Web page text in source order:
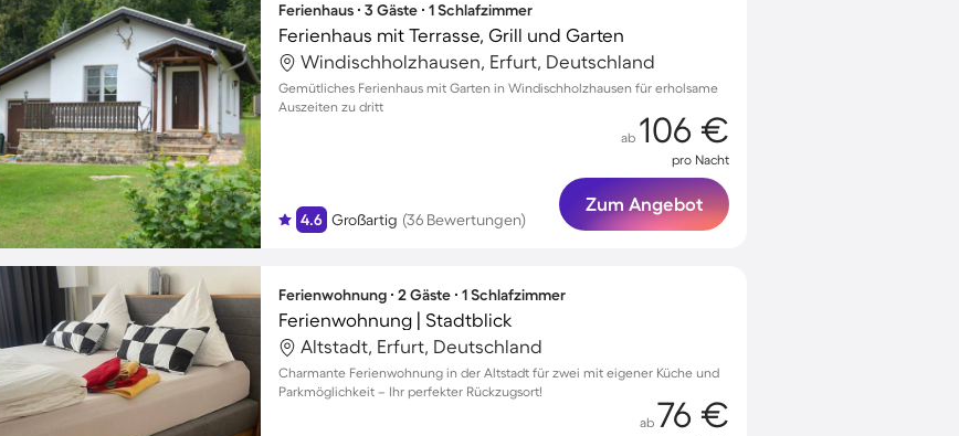
Ferienhaus ∙ 3 Gäste ∙ 1 Schlafzimmer
Ferienhaus mit Terrasse, Grill und Garten
Windischholzhausen, Erfurt, Deutschland
Gemütliches Ferienhaus mit Garten in Windischholzhausen für erholsame
Auszeiten zu dritt
4.6 Großartig (36 Bewertungen)
ab 106 €
pro Nacht
Zum Angebot
Ferienwohnung ∙ 2 Gäste ∙ 1 Schlafzimmer
Ferienwohnung | Stadtblick
Altstadt, Erfurt, Deutschland
Charmante Ferienwohnung in der Altstadt für zwei mit eigener Küche und
Parkmöglichkeit – Ihr perfekter Rückzugsort!
ab 76 €